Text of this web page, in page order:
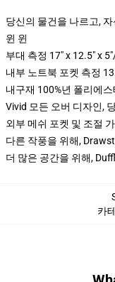
당신의 물건을 나르고,
윈 윈
부대 측정 17" x 12.5" x
내부 노트북 포켓 측정
내구재 100%년 폴리에
Vivid 모든 오버 디자인,
외부 메쉬 포켓 및 조절
다른 작풍을 위해,
더 많은 공간을 위해,
카